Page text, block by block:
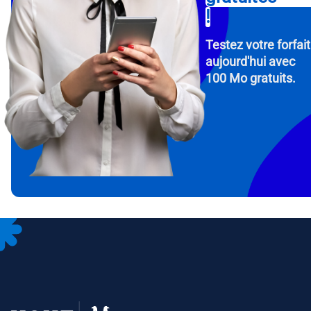
To
in
!
Testez votre forfait
aujourd'hui avec
100 Mo gratuits.